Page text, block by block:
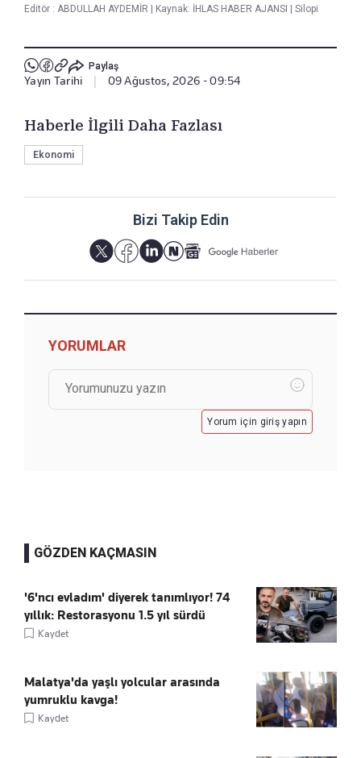
Editör : ABDULLAH AYDEMİR | Kaynak: İHLAS HABER AJANSI | Silopi
Paylaş
Yayın Tarihi 09 Ağustos, 2026 - 09:54
Haberle İlgili Daha Fazlası
Ekonomi
Bizi Takip Edin
YORUMLAR
Yorum için giriş yapın
GÖZDEN KAÇMASIN
'6'ncı evladım' diyerek tanımlıyor! 74
yıllık: Restorasyonu 1.5 yıl sürdü
Kaydet
Malatya'da yaşlı yolcular arasında
yumruklu kavga!
Kaydet